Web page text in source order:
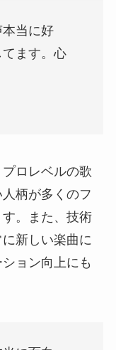
当に好
ます。心
ロレベルの歌
柄が多くのフ
。また、技術
新しい楽曲に
ョン向上にも